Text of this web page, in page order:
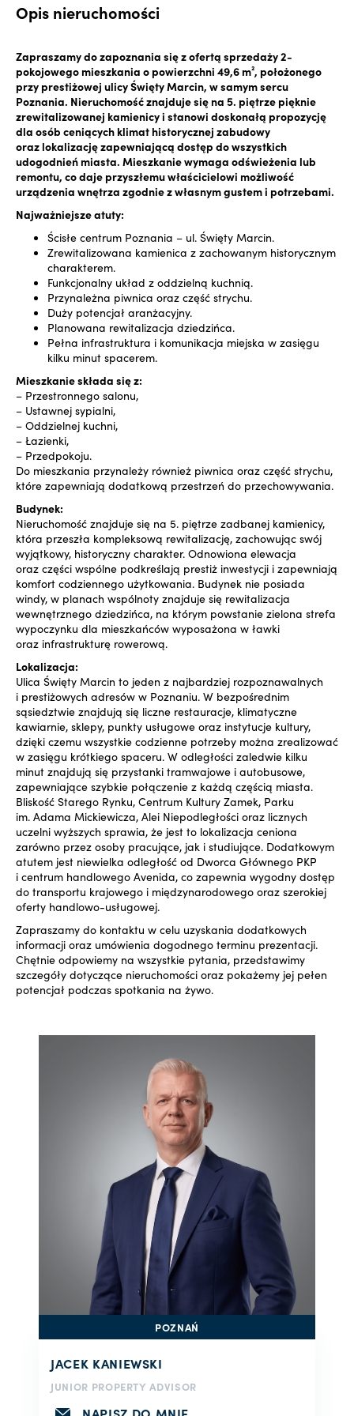
Opis nieruchomości
Zapraszamy do zapoznania się z ofertą sprzedaży 2-
pokojowego mieszkania o powierzchni 49,6 m², położonego
przy prestiżowej ulicy Święty Marcin, w samym sercu
Poznania. Nieruchomość znajduje się na 5. piętrze pięknie
zrewitalizowanej kamienicy i stanowi doskonałą propozycję
dla osób ceniących klimat historycznej zabudowy
oraz lokalizację zapewniającą dostęp do wszystkich
udogodnień miasta. Mieszkanie wymaga odświeżenia lub
remontu, co daje przyszłemu właścicielowi możliwość
urządzenia wnętrza zgodnie z własnym gustem i potrzebami.
Najważniejsze atuty:
Ścisłe centrum Poznania – ul. Święty Marcin.
Zrewitalizowana kamienica z zachowanym historycznym
charakterem.
Funkcjonalny układ z oddzielną kuchnią.
Przynależna piwnica oraz część strychu.
Duży potencjał aranżacyjny.
Planowana rewitalizacja dziedzińca.
Pełna infrastruktura i komunikacja miejska w zasięgu
kilku minut spacerem.
Mieszkanie składa się z:
– Przestronnego salonu,
– Ustawnej sypialni,
– Oddzielnej kuchni,
– Łazienki,
– Przedpokoju.
Do mieszkania przynależy również piwnica oraz część strychu,
które zapewniają dodatkową przestrzeń do przechowywania.
Budynek:
Nieruchomość znajduje się na 5. piętrze zadbanej kamienicy,
która przeszła kompleksową rewitalizację, zachowując swój
wyjątkowy, historyczny charakter. Odnowiona elewacja
oraz części wspólne podkreślają prestiż inwestycji i zapewniają
komfort codziennego użytkowania. Budynek nie posiada
windy, w planach wspólnoty znajduje się rewitalizacja
wewnętrznego dziedzińca, na którym powstanie zielona strefa
wypoczynku dla mieszkańców wyposażona w ławki
oraz infrastrukturę rowerową.
Lokalizacja:
Ulica Święty Marcin to jeden z najbardziej rozpoznawalnych
i prestiżowych adresów w Poznaniu. W bezpośrednim
sąsiedztwie znajdują się liczne restauracje, klimatyczne
kawiarnie, sklepy, punkty usługowe oraz instytucje kultury,
dzięki czemu wszystkie codzienne potrzeby można zrealizować
w zasięgu krótkiego spaceru. W odległości zaledwie kilku
minut znajdują się przystanki tramwajowe i autobusowe,
zapewniające szybkie połączenie z każdą częścią miasta.
Bliskość Starego Rynku, Centrum Kultury Zamek, Parku
im. Adama Mickiewicza, Alei Niepodległości oraz licznych
uczelni wyższych sprawia, że jest to lokalizacja ceniona
zarówno przez osoby pracujące, jak i studiujące. Dodatkowym
atutem jest niewielka odległość od Dworca Głównego PKP
i centrum handlowego Avenida, co zapewnia wygodny dostęp
do transportu krajowego i międzynarodowego oraz szerokiej
oferty handlowo-usługowej.
Zapraszamy do kontaktu w celu uzyskania dodatkowych
informacji oraz umówienia dogodnego terminu prezentacji.
Chętnie odpowiemy na wszystkie pytania, przedstawimy
szczegóły dotyczące nieruchomości oraz pokażemy jej pełen
potencjał podczas spotkania na żywo.
POZNAŃ
JACEK KANIEWSKI
JUNIOR PROPERTY ADVISOR